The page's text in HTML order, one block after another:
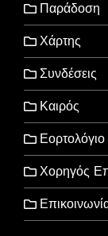
Παράδοση
Χάρτης
Συνδέσεις
Καιρός
Εορτολόγιο
Χορηγός